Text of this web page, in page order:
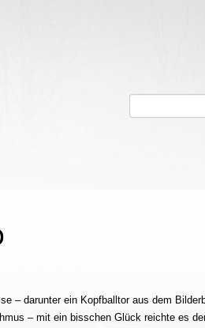
– darunter ein Kopfballtor aus dem
– mit ein bisschen Glück reichte es